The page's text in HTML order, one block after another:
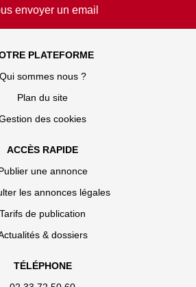
envoyer un email
PLATEFORME
Qui sommes nous ?
Plan du site
des cookies
ACCÈS RAPIDE
une annonce
les annonces légales
Tarifs de publication
& dossiers
TÉLÉPHONE